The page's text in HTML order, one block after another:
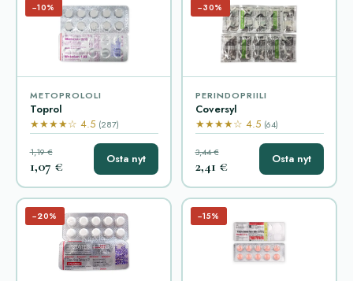
−10%
METOPROLOLI
Toprol
★★★★☆ 4.5 (287)
1,19 €
1,07 € Osta nyt
−30%
PERINDOPRIILI
Coversyl
★★★★☆ 4.5 (64)
3,44 €
2,41 € Osta nyt
−20% −15%